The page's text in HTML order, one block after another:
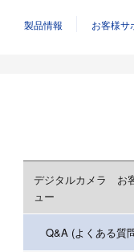
製品情報 お客様サ
デジタルカメラ お
ュー
Q&A (よくある質